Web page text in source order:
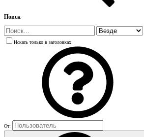
Поиск
Искать только в заголовках
От: